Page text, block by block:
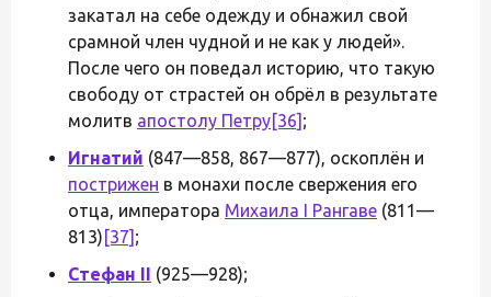
закатал на себе одежду и обнажил свой
срамной член чудной и не как у людей».
После чего он поведал историю, что такую
свободу от страстей он обрёл в результате
молитв апостолу Петру[36] ;
Игнатий (847—858, 867—877), оскоплён и
пострижен в монахи после свержения его
отца, императора Михаила I Рангаве (811—
813) [37] ;
Стефан II (925—928);